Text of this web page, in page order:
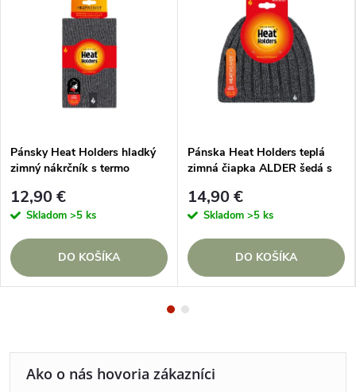
Pánsky Heat Holders hladký
zimný nákrčník s termo
12,90 €
Skladom >5 ks
DO KOŠÍKA
Pánska Heat Holders teplá
zimná čiapka ALDER šedá s
14,90 €
Skladom >5 ks
DO KOŠÍKA